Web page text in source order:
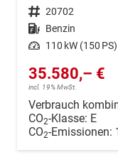
Fahrzeugnr. 20702
Kraftstoff Benzin
Leistung 110 kW (150 PS)
35.580,– €
incl. 19% MwSt.
Verbrauch
CO2-Klasse: E
CO2-Emissionen: